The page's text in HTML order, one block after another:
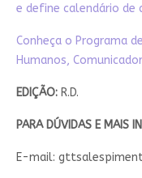
e define calendário de
Conheça o Programa
Humanos,
EDIÇÃO: R.D.
PARA DÚVIDAS E MAIS
E-mail: